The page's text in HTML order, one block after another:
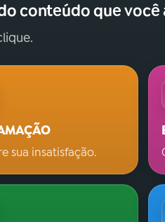
conteúdo que você
sua insatisfação.